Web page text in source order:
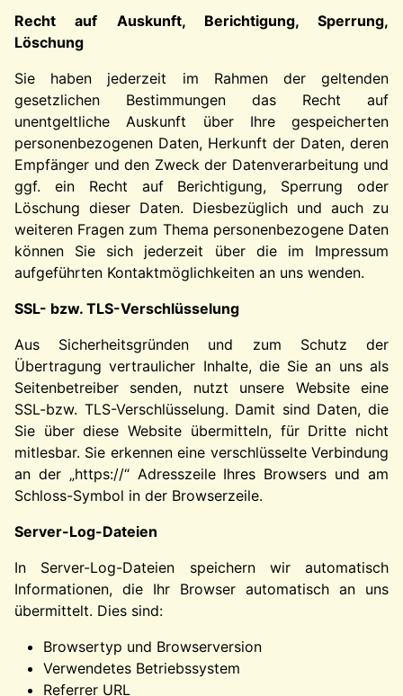
Recht auf Auskunft, Berichtigung, Sperrung,
Löschung
Sie haben jederzeit im Rahmen der geltenden
gesetzlichen Bestimmungen das Recht auf
unentgeltliche Auskunft über Ihre gespeicherten
personenbezogenen Daten, Herkunft der Daten, deren
Empfänger und den Zweck der Datenverarbeitung und
ggf. ein Recht auf Berichtigung, Sperrung oder
Löschung dieser Daten. Diesbezüglich und auch zu
weiteren Fragen zum Thema personenbezogene Daten
können Sie sich jederzeit über die im Impressum
aufgeführten Kontaktmöglichkeiten an uns wenden.
SSL- bzw. TLS-Verschlüsselung
Aus Sicherheitsgründen und zum Schutz der
Übertragung vertraulicher Inhalte, die Sie an uns als
Seitenbetreiber senden, nutzt unsere Website eine
SSL-bzw. TLS-Verschlüsselung. Damit sind Daten, die
Sie über diese Website übermitteln, für Dritte nicht
mitlesbar. Sie erkennen eine verschlüsselte Verbindung
an der „https://“ Adresszeile Ihres Browsers und am
Schloss-Symbol in der Browserzeile.
Server-Log-Dateien
In Server-Log-Dateien speichern wir automatisch
Informationen, die Ihr Browser automatisch an uns
übermittelt. Dies sind:
Browsertyp und Browserversion
Verwendetes Betriebssystem
Referrer URL